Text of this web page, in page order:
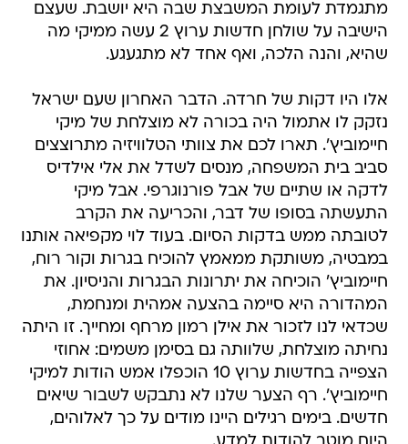
מתגמדת לעומת המשבצת שבה היא יושבת. שעצם
הישיבה על שולחן חדשות ערוץ 2 עשה ממיקי מה
שהיא, והנה הלכה, ואף אחד לא מתגעגע.
אלו היו דקות של חרדה. הדבר האחרון שעם ישראל
נזקק לו אתמול היה בכורה לא מוצלחת של מיקי
חיימוביץ'. תארו לכם את צוותי הטלוויזיה מתרוצצים
סביב בית המשפחה, מנסים לשדל את אלי אילדיס
לדקה או שתיים של אבל פורנוגרפי. אבל מיקי
התעשתה בסופו של דבר, והכריעה את הקרב
לטובתה ממש בדקות הסיום. בעוד לוי מקפיאה אותנו
במבטיה, משותקת ממאמץ להוכיח בגרות וקור רוח,
חיימוביץ' הוכיחה את יתרונות הבגרות והניסיון. את
המהדורה היא סיימה בהצעה אמהית ומנחמת,
שכדאי לנו לזכור את אילן רמון מרחף ומחייך. זו היתה
נחיתה מוצלחת, שלוותה גם בסימן משמים: אחוזי
הצפייה בחדשות ערוץ 10 הוכפלו אמש הודות למיקי
חיימוביץ'. רף הצער שלנו לא נתבקש לשבור שיאים
חדשים. בימים רגילים היינו מודים על כך לאלוהים,